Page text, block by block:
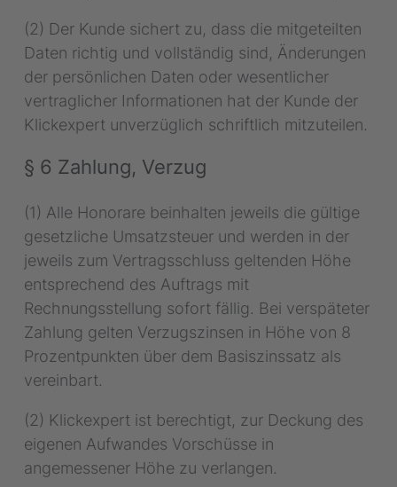
(2) Der Kunde sichert zu, dass die mitgeteilten
Daten richtig und vollständig sind, Änderungen
der persönlichen Daten oder wesentlicher
vertraglicher Informationen hat der Kunde der
Klickexpert unverzüglich schriftlich mitzuteilen.
§ 6 Zahlung, Verzug
(1) Alle Honorare beinhalten jeweils die gültige
gesetzliche Umsatzsteuer und werden in der
jeweils zum Vertragsschluss geltenden Höhe
entsprechend des Auftrags mit
Rechnungsstellung sofort fällig. Bei verspäteter
Zahlung gelten Verzugszinsen in Höhe von 8
Prozentpunkten über dem Basiszinssatz als
vereinbart.
(2) Klickexpert ist berechtigt, zur Deckung des
eigenen Aufwandes Vorschüsse in
angemessener Höhe zu verlangen.